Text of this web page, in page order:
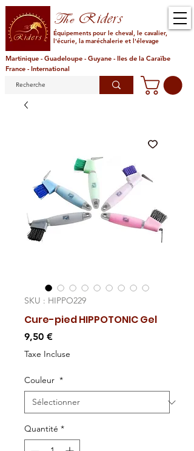
TheRiders
Équipements pour le cheval, le cavalier,
l'écurie, la maréchalerie et l'élevage
Martinique - Guadeloupe - Guyane - Iles de la Caraïbe
France - International
SKU : HIPPO229
Cure-pied HIPPOTONIC Gel
9,50 €Prix
Taxe Incluse
Couleur *
Quantité *